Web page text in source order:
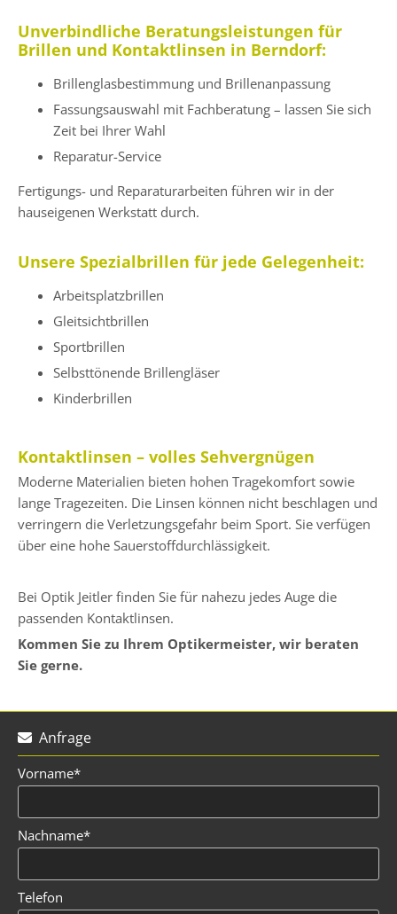
Unverbindliche Beratungsleistungen für
Brillen und Kontaktlinsen in Berndorf:
Brillenglasbestimmung und Brillenanpassung
Fassungsauswahl mit Fachberatung – lassen Sie sich
Zeit bei Ihrer Wahl
Reparatur-Service
Fertigungs- und Reparaturarbeiten führen wir in der
hauseigenen Werkstatt durch.
Unsere Spezialbrillen für jede Gelegenheit:
Arbeitsplatzbrillen
Gleitsichtbrillen
Sportbrillen
Selbsttönende Brillengläser
Kinderbrillen
Kontaktlinsen – volles Sehvergnügen
Moderne Materialien bieten hohen Tragekomfort sowie
lange Tragezeiten. Die Linsen können nicht beschlagen und
verringern die Verletzungsgefahr beim Sport. Sie verfügen
über eine hohe Sauerstoffdurchlässigkeit.
Bei Optik Jeitler finden Sie für nahezu jedes Auge die
passenden Kontaktlinsen.
Kommen Sie zu Ihrem Optikermeister, wir beraten
Sie gerne.
 Anfrage
Vorname*
Nachname*
Telefon